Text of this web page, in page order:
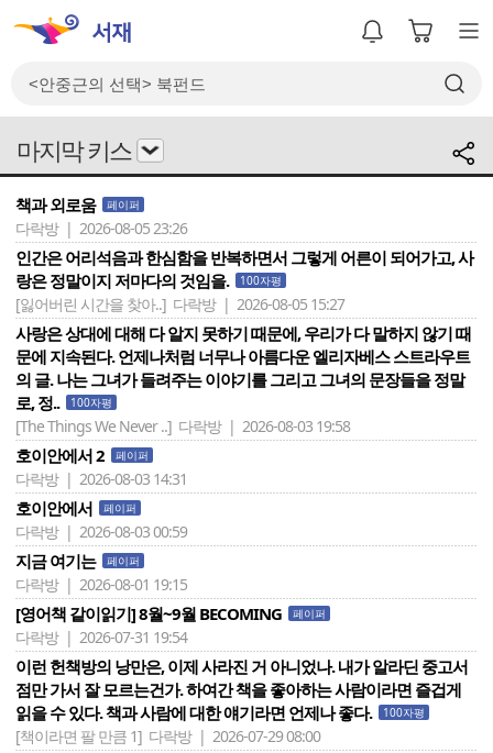
마지막 키스
책과 외로움 페이퍼
다락방 | 2026-08-05 23:26
인간은 어리석음과 한심함을 반복하면서 그렇게 어른이 되어가고, 사
랑은 정말이지 저마다의 것임을.
100자평
[잃어버린 시간을 찾아..] 다락방 | 2026-08-05 15:27
사랑은 상대에 대해 다 알지 못하기 때문에, 우리가 다 말하지 않기 때
문에 지속된다. 언제나처럼 너무나 아름다운 엘리자베스 스트라우트
의 글. 나는 그녀가 들려주는 이야기를 그리고 그녀의 문장들을 정말
로, 정..
100자평
[The Things We Never ..] 다락방 | 2026-08-03 19:58
호이안에서 2 페이퍼
다락방 | 2026-08-03 14:31
호이안에서 페이퍼
다락방 | 2026-08-03 00:59
지금 여기는 페이퍼
다락방 | 2026-08-01 19:15
[영어책 같이읽기] 8월~9월 BECOMING 페이퍼
다락방 | 2026-07-31 19:54
이런 헌책방의 낭만은, 이제 사라진 거 아니었나. 내가 알라딘 중고서
점만 가서 잘 모르는건가. 하여간 책을 좋아하는 사람이라면 즐겁게
읽을 수 있다. 책과 사람에 대한 얘기라면 언제나 좋다.
100자평
[책이라면 팔 만큼 1] 다락방 | 2026-07-29 08:00